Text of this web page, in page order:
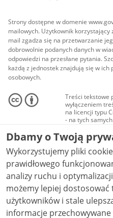
Strony dostępne w domenie
mailowych. Użytkownik
mail zgadza się na przetwarzanie
dobrowolnie podanych danych w
odpowiedzi na przesłane pytania.
każdą z jednostek znajdują się w
osobowych.
Treści tekstowe
wyłączeniem
na licencji typu
- na tych
Materiały
audio i wideo,
Creative
niekomercyjne -
NC-ND 4.0), o
Dbamy o Twoją
Wykorzystujemy pliki
prawidłowego
analizy ruchu i optymalizacji
możemy lepiej
użytkowników i stale ulepszać
informacje